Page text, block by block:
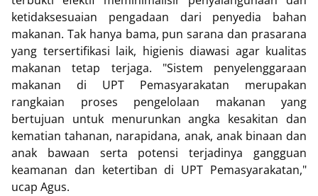
ketidaksesuaian pengadaan dari penyedia bahan
makanan. Tak hanya bama, pun sarana dan prasarana
yang tersertifikasi laik, higienis diawasi agar kualitas
makanan tetap terjaga. "Sistem penyelenggaraan
makanan di UPT Pemasyarakatan merupakan
rangkaian proses pengelolaan makanan yang
bertujuan untuk menurunkan angka kesakitan dan
kematian tahanan, narapidana, anak, anak binaan dan
anak bawaan serta potensi terjadinya gangguan
keamanan dan ketertiban di UPT Pemasyarakatan,"
ucap Agus.